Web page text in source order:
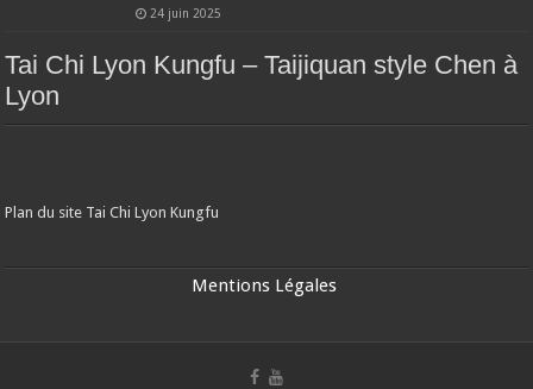
24 juin 2025
Tai Chi Lyon Kungfu – Taijiquan style Chen à
Lyon
Plan du site Tai Chi Lyon Kungfu
Mentions Légales